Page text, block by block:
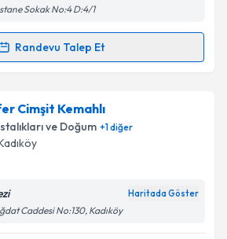
Sokak No:4 D:4/1
Randevu Talep Et
Talebi
Gökçe Koçer Yazıcı
talebi oluşturun. Size bu uzmandan
için bir takvim hazırlandığında e-
Cimşit Kemahlı
ve Doğum +1diğer
Haritada Göster
Caddesi No:130, Kadıköy